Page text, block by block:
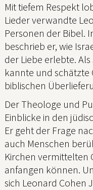
Mit tiefem Respekt
Lieder verwandte
Personen der Bibel.
beschrieb er, wie
der Liebe erlebte.
kannte und schätzte
biblischen
Der Theologe und
Einblicke in den
Er geht der Frage
auch Menschen
Kirchen vermittelten
anfangen können.
sich Leonard Cohen